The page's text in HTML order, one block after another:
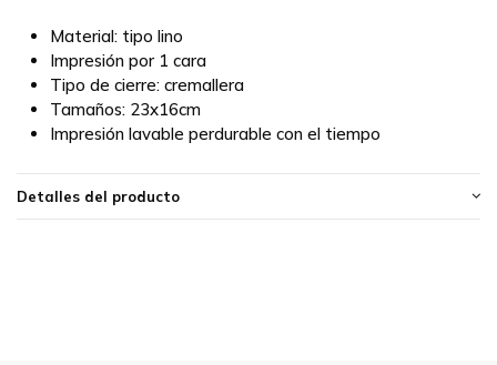
Material: tipo lino
Impresión por 1 cara
Tipo de cierre: cremallera
Tamaños: 23x16cm
Impresión lavable perdurable con el tiempo
Detalles del producto